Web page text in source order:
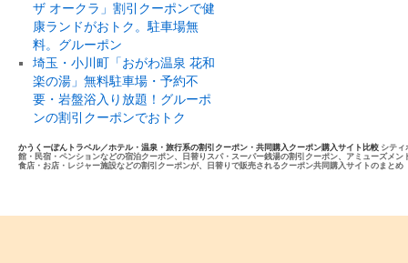
ザ オークラ」割引クーポンで健
康ランドがおトク。駐車場無
料。グルーポン
埼玉・小川町「おがわ温泉 花和
楽の湯」無料駐車場・予約不
要・岩盤浴入り放題！グルーポ
ンの割引クーポンでおトク
かうくーぽんトラベル／ホテル・温泉・旅行系の割引クーポン・共同購入クーポン購入サイト比較 シティ
館・民宿・ペンションなどの宿泊クーポン、日替りスパ・スーパー銭湯の割引クーポン、アミューズメ
食店・お店・レジャー施設などの割引クーポンが、日替りで販売されるクーポン共同購入サイトのまとめ